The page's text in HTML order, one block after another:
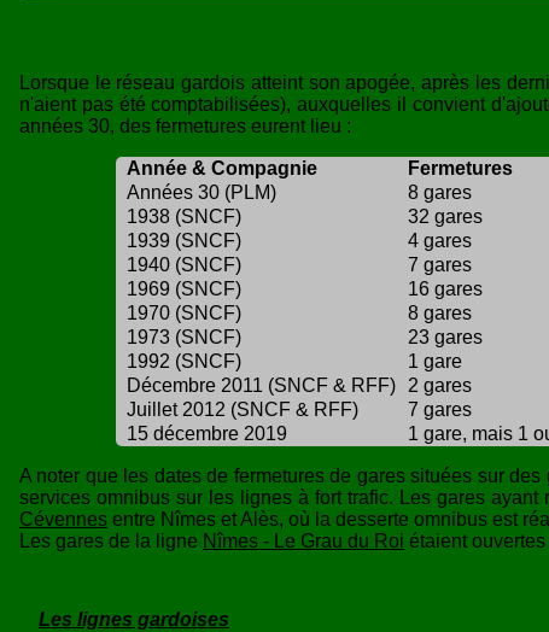
Lorsque le réseau gardois atteint son apogée, après les
n'aient pas été comptabilisées), auxquelles il convient
années 30, des fermetures eurent lieu :
Année & Compagnie Fermetures
Années 30 (PLM)
8 gares
1938 (SNCF)
32 gares
1939 (SNCF)
4 gares
1940 (SNCF)
7 gares
1969 (SNCF)
16 gares
1970 (SNCF)
8 gares
1973 (SNCF)
23 gares
1992 (SNCF)
1 gare
Décembre 2011 (SNCF & RFF)
2 gares
Juillet 2012 (SNCF & RFF)
7 gares
15 décembre 2019
1 gare, mais 1
A noter que les dates de fermetures de gares situées sur
services omnibus sur les lignes à fort trafic. Les gares
Cévennes entre Nîmes et Alès, où la desserte omnibus est
Les gares de la ligne Nîmes - Le Grau du Roi étaient
Les lignes gardoises